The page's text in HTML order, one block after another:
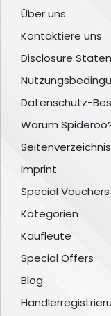
Über uns
Kontaktiere uns
Disclosure
Datenschutz-
Warum
Seitenverzeichnis
Imprint
Special Vouchers
Kategorien
Kaufleute
Special Offers
Blog